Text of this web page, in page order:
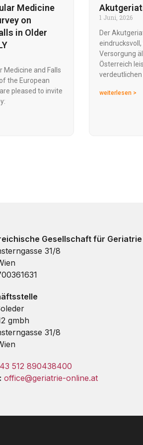
Medicine
on
in Older
Medicine and Falls
the European
pleased to invite
1 Juni, 2026
Der
Versorgung
Österreich
weiterlesen >
Gesellschaft für
31/8
gmbh
31/8
512 890438400
office@geriatrie-online.at